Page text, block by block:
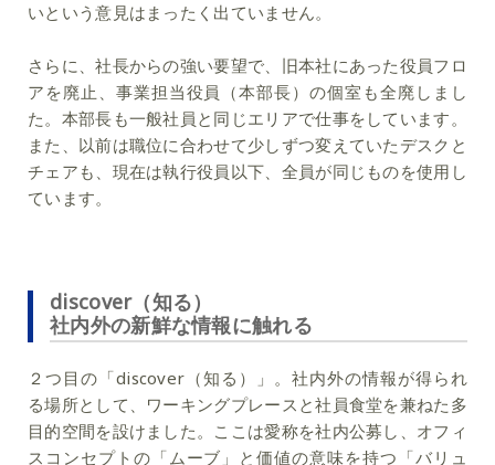
いという意見はまったく出ていません。
さらに、社長からの強い要望で、 旧本社にあった役員フロ
アを廃止、事業担当役員（本部長）の個室も全廃 しまし
た。 本部長も一般社員と同じエリアで仕事をしています。
また、 以前は職位に合わせて少しずつ変えていたデスクと
チェアも、現在は執行役員以下、全員が同じものを使用し
ています。
discover（知る）
社内外の新鮮な情報に触れる
２つ目の「discover（知る）」。社内外の情報が得られ
る場所として、ワーキングプレースと社員食堂を兼ねた多
目的空間を設けました。ここは愛称を社内公募し、オフィ
スコンセプトの「ムーブ」と価値の意味を持つ「バリュ